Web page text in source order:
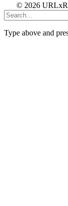
© 2026
Type above and